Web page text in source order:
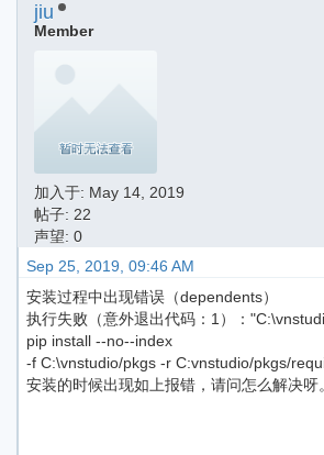
jiu
Member
加入于: May 14, 2019
帖子: 22
声望: 0
Sep 25, 2019, 09:46 AM
安装过程中出现错误（dependents）
执行失败（意外退出代码：1）：
pip install --no--index
-f C:\vnstudio/pkgs -r C:vnstudio/pkgs/
安装的时候出现如上报错，请问怎么解决呀。